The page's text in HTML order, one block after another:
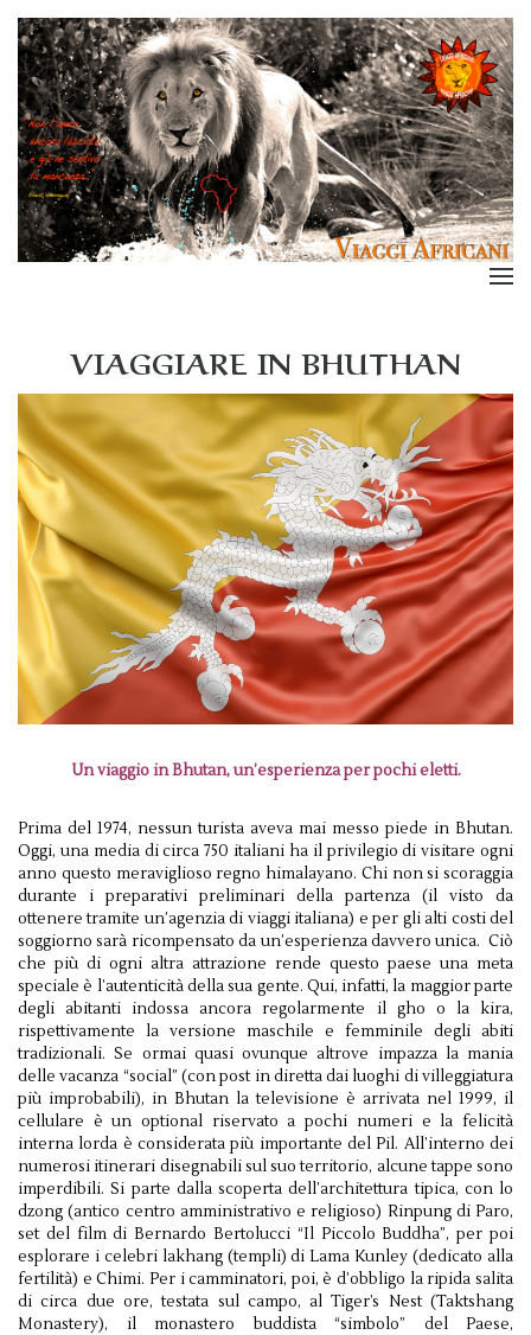
VIAGGIARE IN BHUTHAN
Un viaggio in Bhutan, un’esperienza per pochi eletti.
Prima del 1974, nessun turista aveva mai messo piede in Bhutan.
Oggi, una media di circa 750 italiani ha il privilegio di visitare ogni
anno questo meraviglioso regno himalayano. Chi non si scoraggia
durante i preparativi preliminari della partenza (il visto da
ottenere tramite un’agenzia di viaggi italiana) e per gli alti costi del
soggiorno sarà ricompensato da un’esperienza davvero unica. Ciò
che più di ogni altra attrazione rende questo paese una meta
speciale è l’autenticità della sua gente. Qui, infatti, la maggior parte
degli abitanti indossa ancora regolarmente il gho o la kira,
rispettivamente la versione maschile e femminile degli abiti
tradizionali. Se ormai quasi ovunque altrove impazza la mania
delle vacanza “social” (con post in diretta dai luoghi di villeggiatura
più improbabili), in Bhutan la televisione è arrivata nel 1999, il
cellulare è un optional riservato a pochi numeri e la felicità
interna lorda è considerata più importante del Pil. All’interno dei
numerosi itinerari disegnabili sul suo territorio, alcune tappe sono
imperdibili. Si parte dalla scoperta dell’architettura tipica, con lo
dzong (antico centro amministrativo e religioso) Rinpung di Paro,
set del film di Bernardo Bertolucci “Il Piccolo Buddha”, per poi
esplorare i celebri lakhang (templi) di Lama Kunley (dedicato alla
fertilità) e Chimi. Per i camminatori, poi, è d’obbligo la ripida salita
di circa due ore, testata sul campo, al Tiger’s Nest (Taktshang
Monastery), il monastero buddista “simbolo” del Paese,